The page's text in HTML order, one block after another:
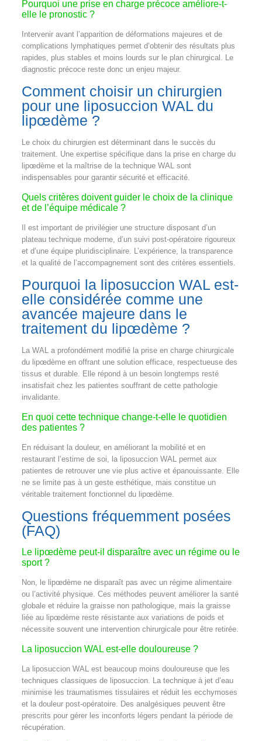
Pourquoi une prise en charge précoce améliore-t-
elle le pronostic ?
Intervenir avant l’apparition de déformations majeures et de
complications lymphatiques permet d’obtenir des résultats plus
rapides, plus stables et moins lourds sur le plan chirurgical. Le
diagnostic précoce reste donc un enjeu majeur.
Comment choisir un chirurgien
pour une liposuccion WAL du
lipœdème ?
Le choix du chirurgien est déterminant dans le succès du
traitement. Une expertise spécifique dans la prise en charge du
lipœdème et la maîtrise de la technique WAL sont
indispensables pour garantir sécurité et efficacité.
Quels critères doivent guider le choix de la clinique
et de l’équipe médicale ?
Il est important de privilégier une structure disposant d’un
plateau technique moderne, d’un suivi post-opératoire rigoureux
et d’une équipe pluridisciplinaire. L’expérience, la transparence
et la qualité de l’accompagnement sont des critères essentiels.
Pourquoi la liposuccion WAL est-
elle considérée comme une
avancée majeure dans le
traitement du lipœdème ?
La WAL a profondément modifié la prise en charge chirurgicale
du lipœdème en offrant une solution efficace, respectueuse des
tissus et durable. Elle répond à un besoin longtemps resté
insatisfait chez les patientes souffrant de cette pathologie
invalidante.
En quoi cette technique change-t-elle le quotidien
des patientes ?
En réduisant la douleur, en améliorant la mobilité et en
restaurant l’estime de soi, la liposuccion WAL permet aux
patientes de retrouver une vie plus active et épanouissante. Elle
ne se limite pas à un geste esthétique, mais constitue un
véritable traitement fonctionnel du lipœdème.
Questions fréquemment posées
(FAQ)
Le lipœdème peut-il disparaître avec un régime ou le
sport ?
Non, le lipœdème ne disparaît pas avec un régime alimentaire
ou l’activité physique. Ces méthodes peuvent améliorer la santé
globale et réduire la graisse non pathologique, mais la graisse
liée au lipœdème reste résistante aux variations de poids et
nécessite souvent une intervention chirurgicale pour être retirée.
La liposuccion WAL est-elle douloureuse ?
La liposuccion WAL est beaucoup moins douloureuse que les
techniques classiques de liposuccion. La technique à jet d’eau
minimise les traumatismes tissulaires et réduit les ecchymoses
et la douleur post-opératoire. Des analgésiques peuvent être
prescrits pour gérer les inconforts légers pendant la période de
récupération.